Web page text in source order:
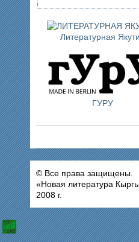
Литературная
ГУРУ
© Все права защищены.
«Новая литература
2008 г.